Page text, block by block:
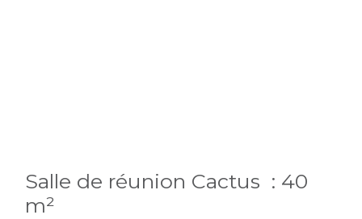
Salle de réunion Cactus : 40
m²